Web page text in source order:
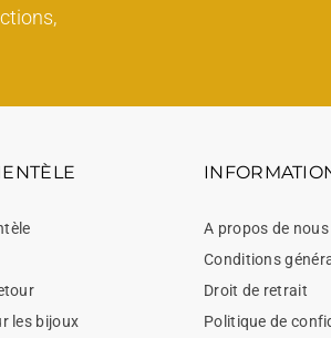
les bijoux
A propos de nous
Conditions
Droit de retrait
Politique de